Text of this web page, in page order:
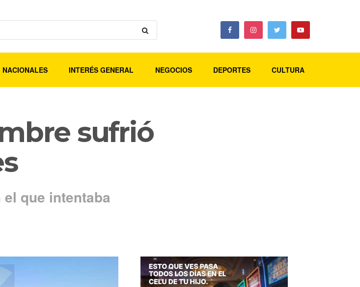
NACIONALES INTERÉS GENERAL NEGOCIOS DEPORTES CULTURA
sufrió
que intentaba